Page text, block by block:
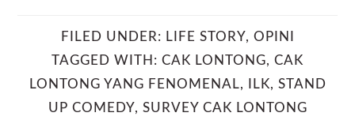
FILED UNDER: LIFE STORY, OPINI
TAGGED WITH: CAK LONTONG, CAK
LONTONG YANG FENOMENAL, ILK, STAND
UP COMEDY, SURVEY CAK LONTONG